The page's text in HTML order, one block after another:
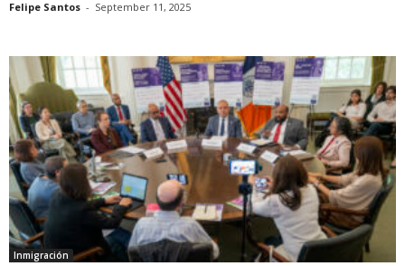
Felipe Santos - September 11, 2025
Inmigración